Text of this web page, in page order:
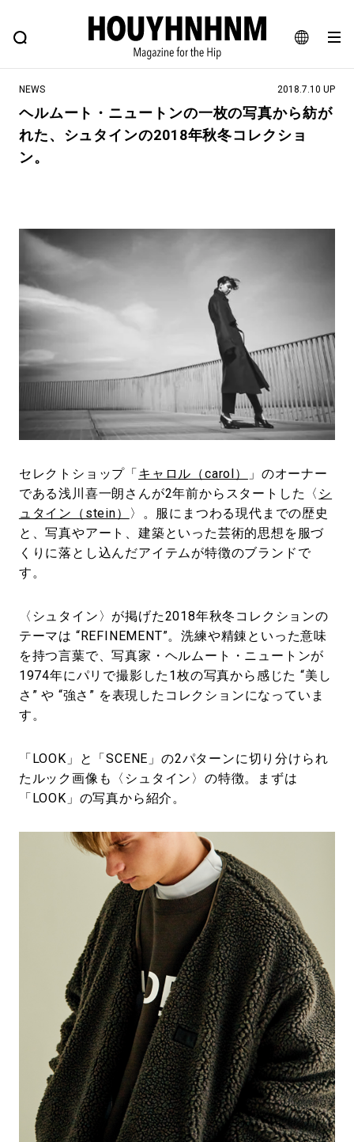
JA
EN
FEATURE BLOG SNAP
ヒップなファッション、カルチャー、ライフスタイルWEBマガジン
#NEW VINTAGE #マイナーグッド図鑑
#路地裏てぃーん。
#フイナムのYouTube
#Commune H #AH.H
#MUSIC
#LIFESTYLE #OUTDOOR
#SPORTS #HANDSOME HANDBOOK
NEWS 2018.7.10 UP
ヘルムート・ニュートンの一枚の写真から紡が
れた、シュタインの2018年秋冬コレクショ
ン。
セレクトショップ「キャロル（carol）
」のオーナー
である浅川喜一朗さんが2年前からスタートした〈 シ
ュタイン（stein）
〉。服にまつわる現代までの歴史
と、写真やアート、建築といった芸術的思想を服づ
くりに落とし込んだアイテムが特徴のブランドで
す。
〈シュタイン〉が掲げた2018年秋冬コレクションの
テーマは “REFINEMENT”。洗練や精錬といった意味
を持つ言葉で、写真家・ヘルムート・ニュートンが
1974年にパリで撮影した1枚の写真から感じた “美し
さ” や “強さ” を表現したコレクションになっていま
す。
「LOOK」と「SCENE」の2パターンに切り分けられ
たルック画像も〈シュタイン〉の特徴。まずは
「LOOK」の写真から紹介。